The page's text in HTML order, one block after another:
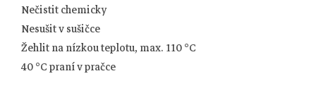
Nečistit chemicky
Nesušit v sušičce
Žehlit na nízkou teplotu, max. 110 °C
40 °C praní v pračce